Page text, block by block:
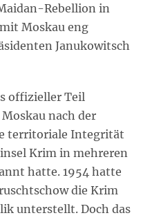
Rebellion in
Moskau eng
Janukowitsch
offizieller Teil
nach der
territoriale Integrität
Krim in mehreren
hatte. 1954 hatte
die Krim
unterstellt. Doch das